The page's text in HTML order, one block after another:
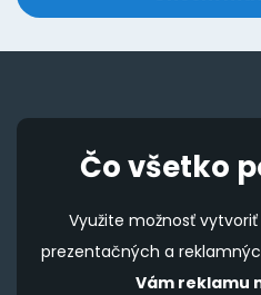
Čo všetko
Využite možnosť
prezentačných a
Vám reklamu